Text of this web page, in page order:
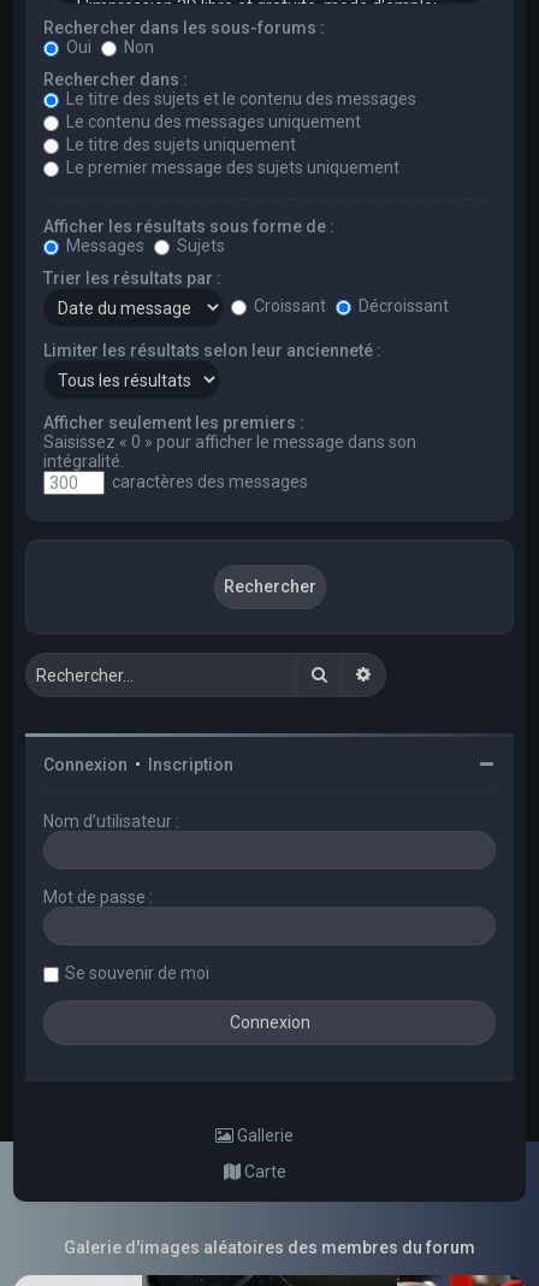
Rechercher dans les sous-forums :
Oui
Non
Rechercher dans :
Le titre des sujets et le contenu des messages
Le contenu des messages uniquement
Le titre des sujets uniquement
Le premier message des sujets uniquement
Afficher les résultats sous forme de :
Messages
Sujets
Trier les résultats par :
Croissant
Décroissant
Limiter les résultats selon leur ancienneté :
Afficher seulement les premiers :
Saisissez « 0 » pour afficher le message dans son
intégralité.
caractères des messages
RechercherRecherche avancée
Connexion • Inscription
Nom d’utilisateur :
Mot de passe :
Se souvenir de moi
Gallerie
Carte
Galerie d'images aléatoires des membres du forum